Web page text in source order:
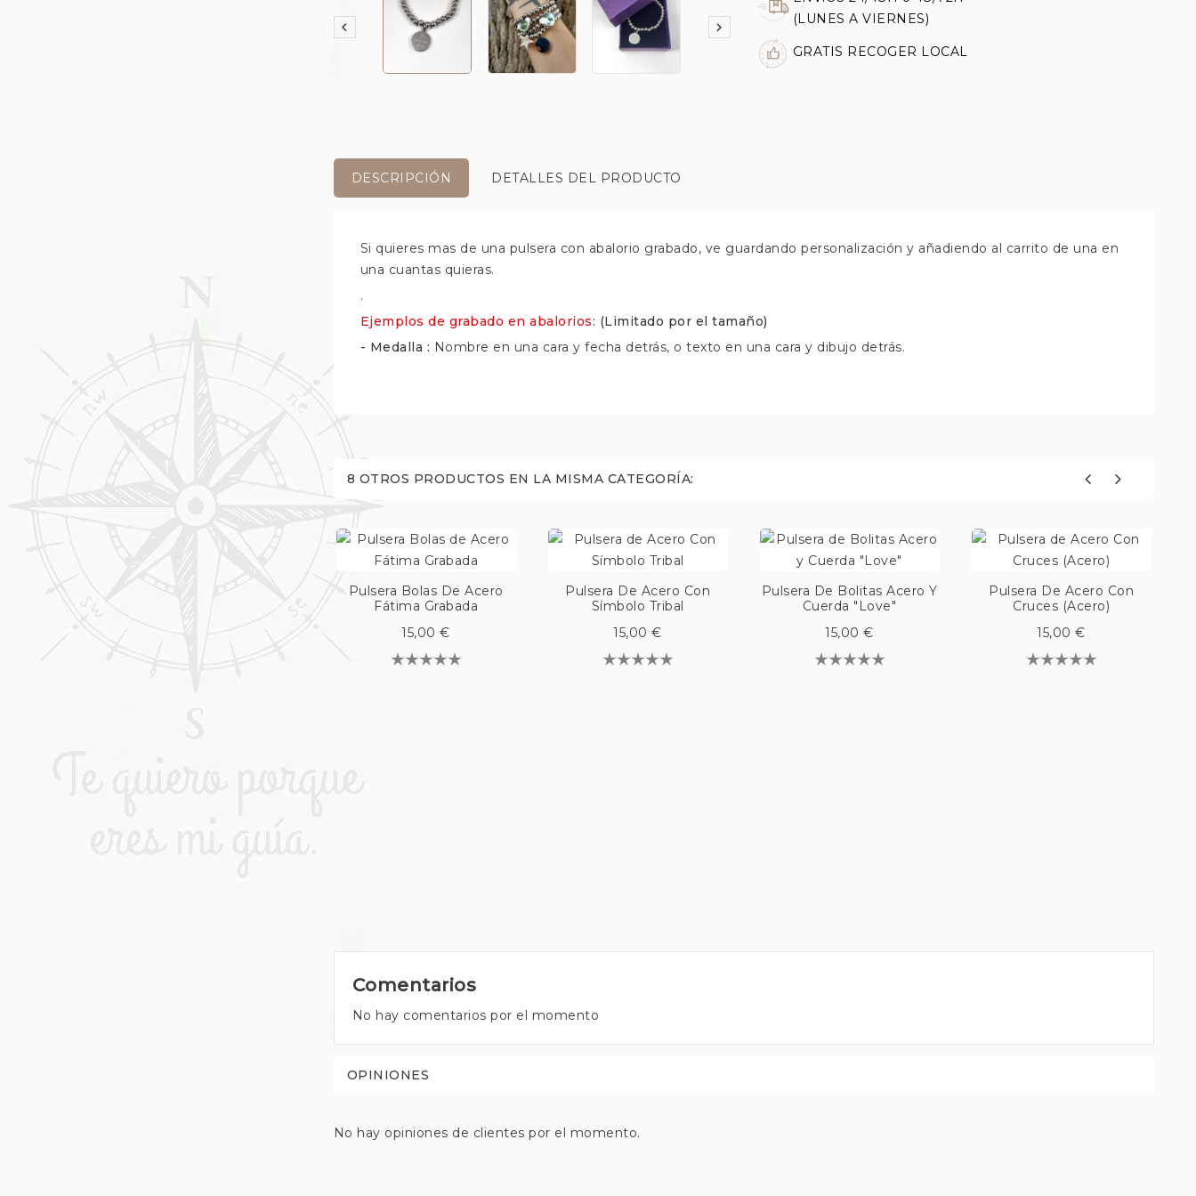
 
(LUNES A VIERNES)
GRATIS RECOGER LOCAL
DESCRIPCIÓN DETALLES DEL PRODUCTO
Si quieres mas de una pulsera con abalorio grabado, ve guardando personalización y añadiendo al carrito de una en
una cuantas quieras.
.
Ejemplos de grabado en abalorios: (Limitado por el tamaño)
- Medalla : Nombre en una cara y fecha detrás, o texto en una cara y dibujo detrás.
8 OTROS PRODUCTOS EN LA MISMA CATEGORÍA:
Pulsera Bolas De Acero
Fátima Grabada
15,00 €
Pulsera De Acero Con
Símbolo Tribal
15,00 €
Pulsera De Bolitas Acero Y
Cuerda "Love"
15,00 €
Pulsera De Acero Con
Cruces (Acero)
15,00 €
Comentarios
No hay comentarios por el momento
OPINIONES
No hay opiniones de clientes por el momento.